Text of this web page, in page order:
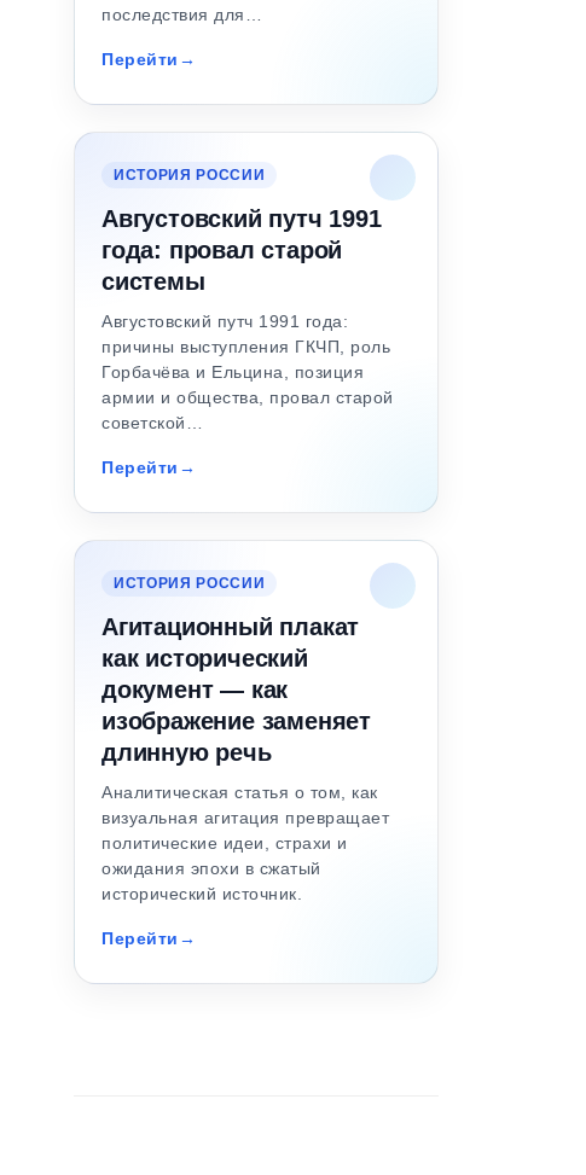
последствия для…
Перейти
ИСТОРИЯ РОССИИ
Августовский путч 1991
года: провал старой
системы
Августовский путч 1991 года:
причины выступления ГКЧП, роль
Горбачёва и Ельцина, позиция
армии и общества, провал старой
советской…
Перейти
ИСТОРИЯ РОССИИ
Агитационный плакат
как исторический
документ — как
изображение заменяет
длинную речь
Аналитическая статья о том, как
визуальная агитация превращает
политические идеи, страхи и
ожидания эпохи в сжатый
исторический источник.
Перейти